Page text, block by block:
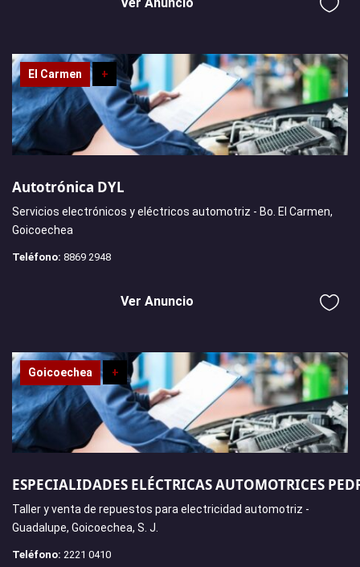
El Carmen +
Autotrónica DYL
Servicios electrónicos y eléctricos automotriz - Bo. El Carmen,
Goicoechea
Teléfono: 8869 2948
Ver Anuncio
Goicoechea +
ESPECIALIDADES ELÉCTRICAS AUTOMOTRICES
Taller y venta de repuestos para electricidad automotriz -
Guadalupe, Goicoechea, S. J.
Teléfono: 2221 0410